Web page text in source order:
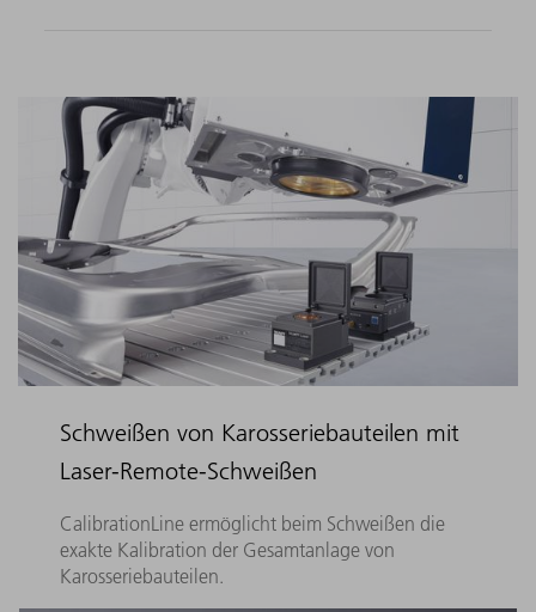
Schweißen von Karosseriebauteilen mit
Laser-Remote-Schweißen
CalibrationLine ermöglicht beim Schweißen die
exakte Kalibration der Gesamtanlage von
Karosseriebauteilen.